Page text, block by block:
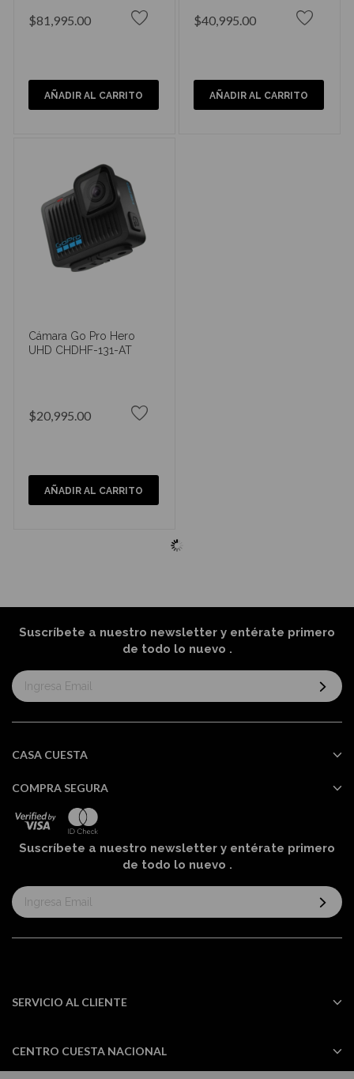
$81,995.00
AÑADIR AL CARRITO
$40,995.00
AÑADIR AL CARRITO
Cámara Go Pro Hero
UHD CHDHF-131-AT
$20,995.00
AÑADIR AL CARRITO
Suscríbete a nuestro newsletter y entérate primero
de todo lo nuevo .
Suscríbase
al
informativo:
CASA CUESTA
COMPRA SEGURA
Suscríbete a nuestro newsletter y entérate primero
de todo lo nuevo .
Suscríbase
al
informativo:
SERVICIO AL CLIENTE
CENTRO CUESTA NACIONAL